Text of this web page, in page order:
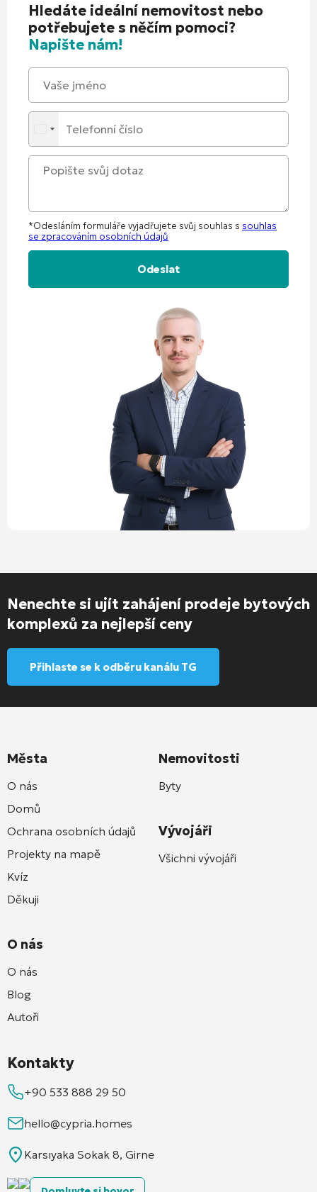
Hledáte ideální nemovitost nebo
potřebujete s něčím pomoci?
Napište nám!
*Odesláním formuláře vyjadřujete svůj souhlas s souhlas
se zpracováním osobních údajů
Nenechte si ujít zahájení prodeje bytových
komplexů za nejlepší ceny
Přihlaste se k odběru kanálu TG
Města
O nás
Domů
Ochrana osobních údajů
Projekty na mapě
Kvíz
Děkuji
O nás
O nás
Blog
Autoři
Nemovitosti
Byty
Vývojáři
Všichni vývojáři
Kontakty
+90 533 888 29 50
hello@cypria.homes
Karsıyaka Sokak 8, Girne